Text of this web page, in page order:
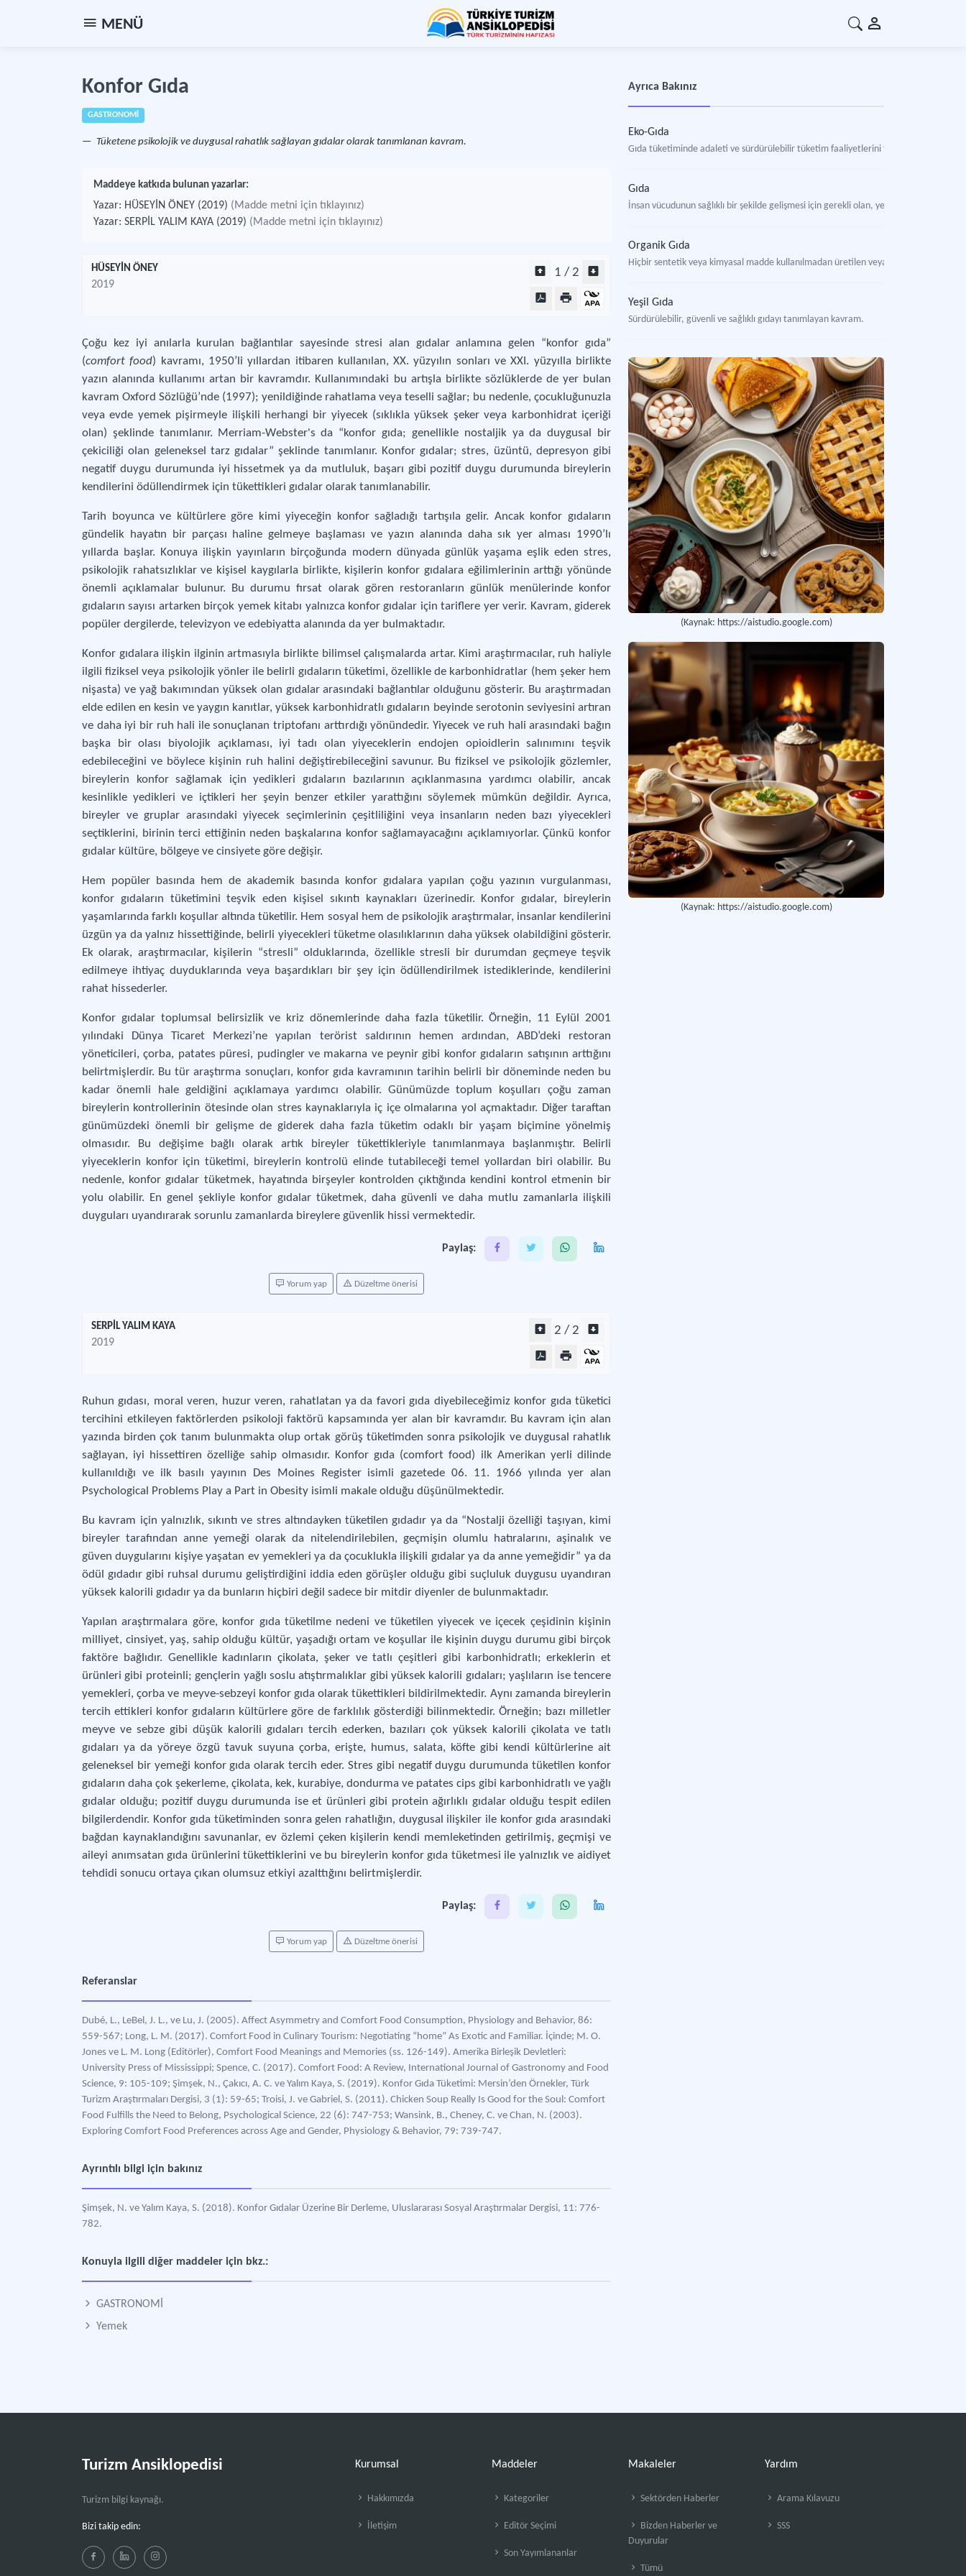
MENÜ
Konfor Gıda
GASTRONOMİ
Tüketene psikolojik ve duygusal rahatlık sağlayan gıdalar olarak tanımlanan kavram.
Maddeye katkıda bulunan yazarlar:
Yazar: HÜSEYİN ÖNEY (2019) (Madde metni için tıklayınız)
Yazar: SERPİL YALIM KAYA (2019) (Madde metni için tıklayınız)
HÜSEYİN ÖNEY
2019
1 / 2
Çoğu kez iyi anılarla kurulan bağlantılar sayesinde stresi alan gıdalar anlamına gelen “konfor gıda”
(comfort food) kavramı, 1950’li yıllardan itibaren kullanılan, XX. yüzyılın sonları ve XXI. yüzyılla birlikte
yazın alanında kullanımı artan bir kavramdır. Kullanımındaki bu artışla birlikte sözlüklerde de yer bulan
kavram Oxford Sözlüğü’nde (1997); yenildiğinde rahatlama veya teselli sağlar; bu nedenle, çocukluğunuzla
veya evde yemek pişirmeyle ilişkili herhangi bir yiyecek (sıklıkla yüksek şeker veya karbonhidrat içeriği
olan) şeklinde tanımlanır. Merriam-Webster's da “konfor gıda; genellikle nostaljik ya da duygusal bir
çekiciliği olan geleneksel tarz gıdalar” şeklinde tanımlanır. Konfor gıdalar; stres, üzüntü, depresyon gibi
negatif duygu durumunda iyi hissetmek ya da mutluluk, başarı gibi pozitif duygu durumunda bireylerin
kendilerini ödüllendirmek için tükettikleri gıdalar olarak tanımlanabilir.
Tarih boyunca ve kültürlere göre kimi yiyeceğin konfor sağladığı tartışıla gelir. Ancak konfor gıdaların
gündelik hayatın bir parçası haline gelmeye başlaması ve yazın alanında daha sık yer alması 1990’lı
yıllarda başlar. Konuya ilişkin yayınların birçoğunda modern dünyada günlük yaşama eşlik eden stres,
psikolojik rahatsızlıklar ve kişisel kaygılarla birlikte, kişilerin konfor gıdalara eğilimlerinin arttığı yönünde
önemli açıklamalar bulunur. Bu durumu fırsat olarak gören restoranların günlük menülerinde konfor
gıdaların sayısı artarken birçok yemek kitabı yalnızca konfor gıdalar için tariflere yer verir. Kavram, giderek
popüler dergilerde, televizyon ve edebiyatta alanında da yer bulmaktadır.
Konfor gıdalara ilişkin ilginin artmasıyla birlikte bilimsel çalışmalarda artar. Kimi araştırmacılar, ruh haliyle
ilgili fiziksel veya psikolojik yönler ile belirli gıdaların tüketimi, özellikle de karbonhidratlar (hem şeker hem
nişasta) ve yağ bakımından yüksek olan gıdalar arasındaki bağlantılar olduğunu gösterir. Bu araştırmadan
elde edilen en kesin ve yaygın kanıtlar, yüksek karbonhidratlı gıdaların beyinde serotonin seviyesini artıran
ve daha iyi bir ruh hali ile sonuçlanan triptofanı arttırdığı yönündedir. Yiyecek ve ruh hali arasındaki bağın
başka bir olası biyolojik açıklaması, iyi tadı olan yiyeceklerin endojen opioidlerin salınımını teşvik
edebileceğini ve böylece kişinin ruh halini değiştirebileceğini savunur. Bu fiziksel ve psikolojik gözlemler,
bireylerin konfor sağlamak için yedikleri gıdaların bazılarının açıklanmasına yardımcı olabilir, ancak
kesinlikle yedikleri ve içtikleri her şeyin benzer etkiler yarattığını söylemek mümkün değildir. Ayrıca,
bireyler ve gruplar arasındaki yiyecek seçimlerinin çeşitliliğini veya insanların neden bazı yiyecekleri
seçtiklerini, birinin terci ettiğinin neden başkalarına konfor sağlamayacağını açıklamıyorlar. Çünkü konfor
gıdalar kültüre, bölgeye ve cinsiyete göre değişir.
Hem popüler basında hem de akademik basında konfor gıdalara yapılan çoğu yazının vurgulanması,
konfor gıdaların tüketimini teşvik eden kişisel sıkıntı kaynakları üzerinedir. Konfor gıdalar, bireylerin
yaşamlarında farklı koşullar altında tüketilir. Hem sosyal hem de psikolojik araştırmalar, insanlar kendilerini
üzgün ya da yalnız hissettiğinde, belirli yiyecekleri tüketme olasılıklarının daha yüksek olabildiğini gösterir.
Ek olarak, araştırmacılar, kişilerin “stresli” olduklarında, özellikle stresli bir durumdan geçmeye teşvik
edilmeye ihtiyaç duyduklarında veya başardıkları bir şey için ödüllendirilmek istediklerinde, kendilerini
rahat hissederler.
Konfor gıdalar toplumsal belirsizlik ve kriz dönemlerinde daha fazla tüketilir. Örneğin, 11 Eylül 2001
yılındaki Dünya Ticaret Merkezi’ne yapılan terörist saldırının hemen ardından, ABD’deki restoran
yöneticileri, çorba, patates püresi, pudingler ve makarna ve peynir gibi konfor gıdaların satışının arttığını
belirtmişlerdir. Bu tür araştırma sonuçları, konfor gıda kavramının tarihin belirli bir döneminde neden bu
kadar önemli hale geldiğini açıklamaya yardımcı olabilir. Günümüzde toplum koşulları çoğu zaman
bireylerin kontrollerinin ötesinde olan stres kaynaklarıyla iç içe olmalarına yol açmaktadır. Diğer taraftan
günümüzdeki önemli bir gelişme de giderek daha fazla tüketim odaklı bir yaşam biçimine yönelmiş
olmasıdır. Bu değişime bağlı olarak artık bireyler tükettikleriyle tanımlanmaya başlanmıştır. Belirli
yiyeceklerin konfor için tüketimi, bireylerin kontrolü elinde tutabileceği temel yollardan biri olabilir. Bu
nedenle, konfor gıdalar tüketmek, hayatında birşeyler kontrolden çıktığında kendini kontrol etmenin bir
yolu olabilir. En genel şekliyle konfor gıdalar tüketmek, daha güvenli ve daha mutlu zamanlarla ilişkili
duyguları uyandırarak sorunlu zamanlarda bireylere güvenlik hissi vermektedir.
Paylaş:
Yorum yap Düzeltme önerisi
SERPİL YALIM KAYA
2019
2 / 2
Ruhun gıdası, moral veren, huzur veren, rahatlatan ya da favori gıda diyebileceğimiz konfor gıda tüketici
tercihini etkileyen faktörlerden psikoloji faktörü kapsamında yer alan bir kavramdır. Bu kavram için alan
yazında birden çok tanım bulunmakta olup ortak görüş tüketimden sonra psikolojik ve duygusal rahatlık
sağlayan, iyi hissettiren özelliğe sahip olmasıdır. Konfor gıda (comfort food) ilk Amerikan yerli dilinde
kullanıldığı ve ilk basılı yayının Des Moines Register isimli gazetede 06. 11. 1966 yılında yer alan
Psychological Problems Play a Part in Obesity isimli makale olduğu düşünülmektedir.
Bu kavram için yalnızlık, sıkıntı ve stres altındayken tüketilen gıdadır ya da “Nostalji özelliği taşıyan, kimi
bireyler tarafından anne yemeği olarak da nitelendirilebilen, geçmişin olumlu hatıralarını, aşinalık ve
güven duygularını kişiye yaşatan ev yemekleri ya da çocuklukla ilişkili gıdalar ya da anne yemeğidir” ya da
ödül gıdadır gibi ruhsal durumu geliştirdiğini iddia eden görüşler olduğu gibi suçluluk duygusu uyandıran
yüksek kalorili gıdadır ya da bunların hiçbiri değil sadece bir mitdir diyenler de bulunmaktadır.
Yapılan araştırmalara göre, konfor gıda tüketilme nedeni ve tüketilen yiyecek ve içecek çeşidinin kişinin
milliyet, cinsiyet, yaş, sahip olduğu kültür, yaşadığı ortam ve koşullar ile kişinin duygu durumu gibi birçok
faktöre bağlıdır. Genellikle kadınların çikolata, şeker ve tatlı çeşitleri gibi karbonhidratlı; erkeklerin et
ürünleri gibi proteinli; gençlerin yağlı soslu atıştırmalıklar gibi yüksek kalorili gıdaları; yaşlıların ise tencere
yemekleri, çorba ve meyve-sebzeyi konfor gıda olarak tükettikleri bildirilmektedir. Aynı zamanda bireylerin
tercih ettikleri konfor gıdaların kültürlere göre de farklılık gösterdiği bilinmektedir. Örneğin; bazı milletler
meyve ve sebze gibi düşük kalorili gıdaları tercih ederken, bazıları çok yüksek kalorili çikolata ve tatlı
gıdaları ya da yöreye özgü tavuk suyuna çorba, erişte, humus, salata, köfte gibi kendi kültürlerine ait
geleneksel bir yemeği konfor gıda olarak tercih eder. Stres gibi negatif duygu durumunda tüketilen konfor
gıdaların daha çok şekerleme, çikolata, kek, kurabiye, dondurma ve patates cips gibi karbonhidratlı ve yağlı
gıdalar olduğu; pozitif duygu durumunda ise et ürünleri gibi protein ağırlıklı gıdalar olduğu tespit edilen
bilgilerdendir. Konfor gıda tüketiminden sonra gelen rahatlığın, duygusal ilişkiler ile konfor gıda arasındaki
bağdan kaynaklandığını savunanlar, ev özlemi çeken kişilerin kendi memleketinden getirilmiş, geçmişi ve
aileyi anımsatan gıda ürünlerini tükettiklerini ve bu bireylerin konfor gıda tüketmesi ile yalnızlık ve aidiyet
tehdidi sonucu ortaya çıkan olumsuz etkiyi azalttığını belirtmişlerdir.
Paylaş:
Yorum yap Düzeltme önerisi
Referanslar
Dubé, L., LeBel, J. L., ve Lu, J. (2005). Affect Asymmetry and Comfort Food Consumption, Physiology and Behavior, 86:
559-567; Long, L. M. (2017). Comfort Food in Culinary Tourism: Negotiating “home” As Exotic and Familiar. İçinde; M. O.
Jones ve L. M. Long (Editörler), Comfort Food Meanings and Memories (ss. 126-149). Amerika Birleşik Devletleri:
University Press of Mississippi; Spence, C. (2017). Comfort Food: A Review, International Journal of Gastronomy and Food
Science, 9: 105-109; Şimşek, N., Çakıcı, A. C. ve Yalım Kaya, S. (2019). Konfor Gıda Tüketimi: Mersin’den Örnekler, Türk
Turizm Araştırmaları Dergisi, 3 (1): 59-65; Troisi, J. ve Gabriel, S. (2011). Chicken Soup Really Is Good for the Soul: Comfort
Food Fulfills the Need to Belong, Psychological Science, 22 (6): 747-753; Wansink, B., Cheney, C. ve Chan, N. (2003).
Exploring Comfort Food Preferences across Age and Gender, Physiology & Behavior, 79: 739-747.
Ayrıntılı bilgi için bakınız
Şimşek, N. ve Yalım Kaya, S. (2018). Konfor Gıdalar Üzerine Bir Derleme, Uluslararası Sosyal Araştırmalar Dergisi, 11: 776-
782.
Konuyla ilgili diğer maddeler için bkz.:
GASTRONOMİ
Yemek
Ayrıca Bakınız
Eko-Gıda
Gıda tüketiminde adaleti ve sürdürülebilir tüketim faaliyetlerini tanımlayan kavram.
Gıda
İnsan vücudunun sağlıklı bir şekilde gelişmesi için gerekli olan, yenilmeye,
Organik Gıda
Hiçbir sentetik veya kimyasal madde kullanılmadan üretilen veya yetiştirilen ham,
Yeşil Gıda
Sürdürülebilir, güvenli ve sağlıklı gıdayı tanımlayan kavram.
Yerel Gıda
Sınırlı bir yerle ilgili olan besinleri tanımlayan kavram.
Helal Gıda
İslam inancında tüketilmesine müsaade edilen gıdaları ifade eden kavram.
(Kaynak: https://aistudio.google.com)
(Kaynak: https://aistudio.google.com)
Turizm Ansiklopedisi
Turizm bilgi kaynağı.
Bizi takip edin:
Kurumsal
Hakkımızda
İletişim
Maddeler
Kategoriler
Editör Seçimi
Son Yayımlananlar
Makaleler
Sektörden Haberler
Bizden Haberler ve
Duyurular
Tümü
Yardım
Arama Kılavuzu
SSS